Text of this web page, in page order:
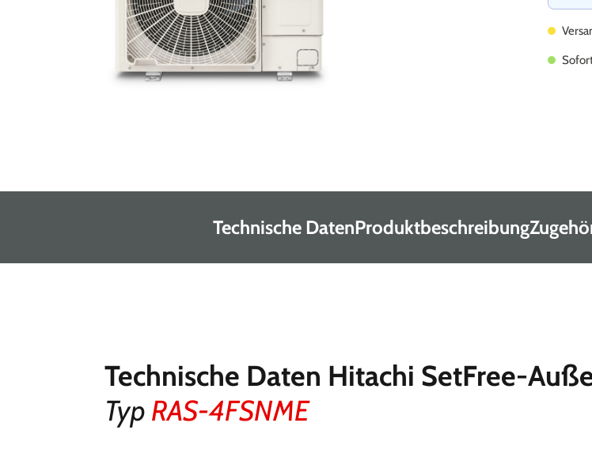
Technische DatenProduktbeschreibung
Technische Daten Hitachi SetFree-
Typ RAS-4FSNME